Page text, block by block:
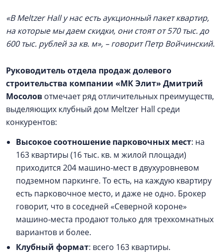
«В Meltzer Hall у нас есть аукционный пакет квартир,
на которые мы даем скидки, они стоят от 570 тыс. до
600 тыс. рублей за кв. м», – говорит Петр Войчинский.
Руководитель отдела продаж долевого
строительства компании «МК Элит» Дмитрий
Мосолов отмечает ряд отличительных преимуществ,
выделяющих клубный дом Meltzer Hall среди
конкурентов:
Высокое соотношение парковочных мест: на
163 квартиры (16 тыс. кв. м жилой площади)
приходится 204 машино-мест в двухуровневом
подземном паркинге. То есть, на каждую квартиру
есть парковочное место, и даже не одно. Брокер
говорит, что в соседней «Северной короне»
машино-места продают только для трехкомнатных
вариантов и более.
Клубный формат: всего 163 квартиры.